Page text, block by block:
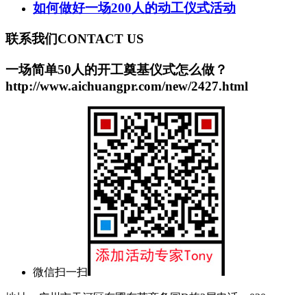
如何做好一场200人的动工仪式活动
联系我们CONTACT US
一场简单50人的开工奠基仪式怎么做？
http://www.aichuangpr.com/new/2427.html
微信扫一扫